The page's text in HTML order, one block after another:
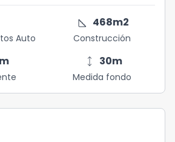
Auto
square_foot 468m2
Construcción
m height 30m
Medida fondo